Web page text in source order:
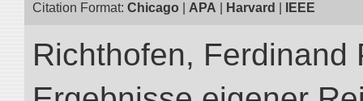
Citation Format: Chicago APA Harvard IEEE
Richthofen, Ferdinand